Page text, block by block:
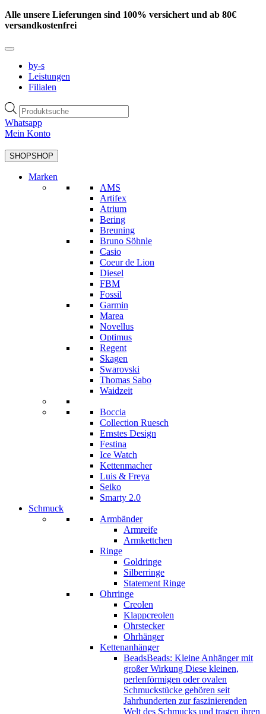
Zum
Inhalt
Alle unsere Lieferungen sind 100% versichert und ab 80€
versandkostenfrei
by-s
Leistungen
Filialen
Products
search
Whatsapp
Mein Konto
SHOPSHOP
Marken
AMS
Artifex
Atrium
Bering
Breuning
Bruno Söhnle
Casio
Coeur de Lion
Diesel
FBM
Fossil
Garmin
Marea
Novellus
Optimus
Regent
Skagen
Swarovski
Thomas Sabo
Waidzeit
Boccia
Collection Ruesch
Ernstes Design
Festina
Ice Watch
Kettenmacher
Luis & Freya
Seiko
Smarty 2.0
Schmuck
Armbänder
Armreife
Armkettchen
Ringe
Goldringe
Silberringe
Statement Ringe
Ohrringe
Creolen
Klappcreolen
Ohrstecker
Ohrhänger
Kettenanhänger
BeadsBeads: Kleine Anhänger mit
großer Wirkung Diese kleinen,
perlenförmigen oder ovalen
Schmuckstücke gehören seit
Jahrhunderten zur faszinierenden
Welt des Schmucks und tragen ihren